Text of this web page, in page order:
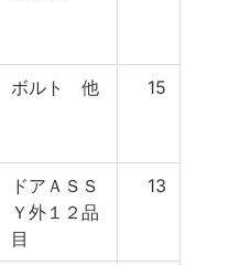
ボルト 他 15
ドアＡＳＳ
Ｙ外１２品
目
13